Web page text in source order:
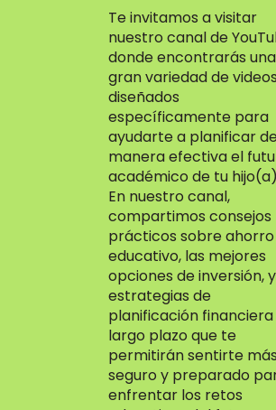
Te invitamos a visitar
nuestro canal de
donde encontrarás una
gran variedad de videos
diseñados
específicamente para
ayudarte a planificar
manera efectiva el
académico de tu
En nuestro canal,
compartimos consejos
prácticos sobre ahorro
educativo, las mejores
opciones de inversión, y
estrategias de
planificación
largo plazo que te
permitirán sentirte más
seguro y preparado
enfrentar los retos